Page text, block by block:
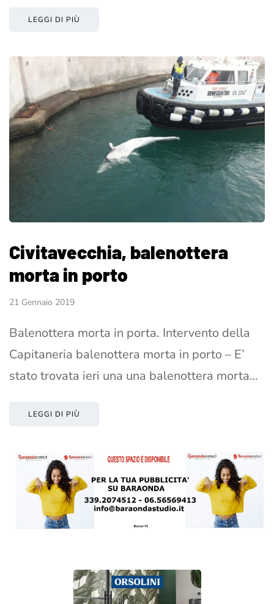
LEGGI DI PIÙ
Civitavecchia, balenottera
morta in porto
21 Gennaio 2019
Balenottera morta in porta. Intervento della
Capitaneria balenottera morta in porto – E’
stato trovata ieri una una balenottera morta…
LEGGI DI PIÙ